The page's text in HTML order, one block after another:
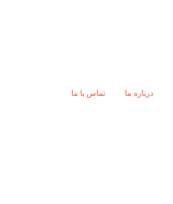
درباره ما تماس با ما